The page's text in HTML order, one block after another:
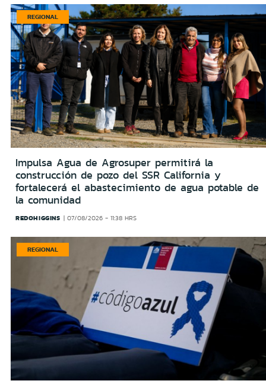
REGIONAL
Impulsa Agua de Agrosuper permitirá la
construcción de pozo del SSR California y
fortalecerá el abastecimiento de agua potable de
la comunidad
REDOHIGGINS 07/08/2026 - 11:38 HRS
REGIONAL